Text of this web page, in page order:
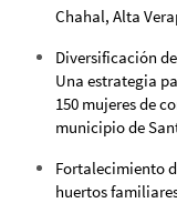
Chahal, Alta
Diversificación
Una estrategia
150 mujeres de
municipio de
Fortalecimiento
huertos